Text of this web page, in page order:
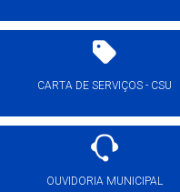
CARTA DE SERVIÇOS - CSU
OUVIDORIA MUNICIPAL